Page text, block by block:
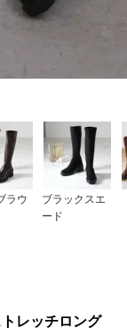
ラウ
ブラックスエ
ード
レッチロング